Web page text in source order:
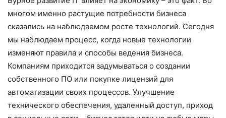
многом именно расту­щие потребности бизнеса
сказались на наблюдаемом росте технологий. Сегодня
мы наблюдаем процесс, когда новые технологии
изменяют правила и способы ведения бизнеса.
Компаниям приходится задумываться о создании
собственного ПО или покупке лицензий для
автоматизации своих процессов. Улучшение
технического обеспечения, удаленный доступ, приход